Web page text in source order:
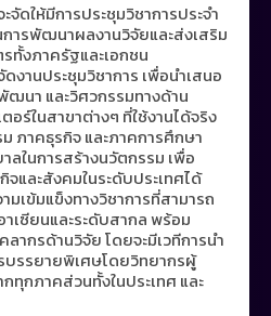
จัดให้มีการประชุมวิชาการประจำ
ารพัฒนาผลงานวิจัยและส่งเสริม
ทั้งภาครัฐและเอกชน
งานประชุมวิชาการ เพื่อนำเสนอ
ฒนา และวิศวกรรมทางด้าน
ร์ในสาขาต่างๆ ที่ใช้งานได้จริง
ภาคธุรกิจ และภาคการศึกษา
ในการสร้างนวัตกรรม เพื่อ
และสังคมในระดับประเทศได้
เข้มแข็งทางวิชาการที่สามารถ
เซียนและระดับสากล พร้อม
ากรด้านวิจัย โดยจะมีเวทีการนำ
บรรยายพิเศษโดยวิทยากรผู้
ทุกภาคส่วนทั้งในประเทศ และ